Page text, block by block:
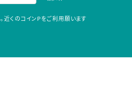
くのコインPをご利用願います